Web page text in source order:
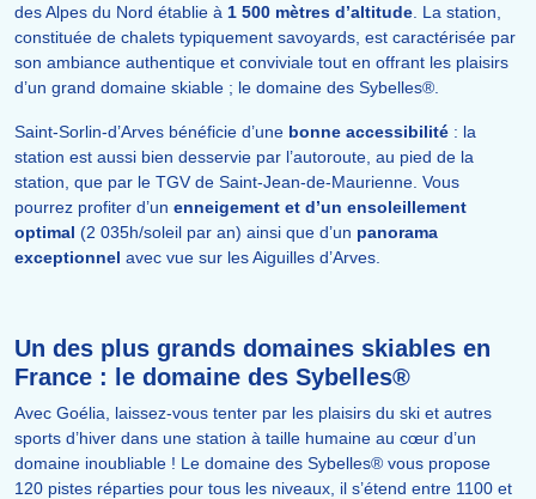
des Alpes du Nord établie à 1 500 mètres d’altitude . La station,
constituée de chalets typiquement savoyards, est caractérisée par
son ambiance authentique et conviviale tout en offrant les plaisirs
d’un grand domaine skiable ; le domaine des Sybelles®.
Saint-Sorlin-d’Arves bénéficie d’une bonne accessibilité : la
station est aussi bien desservie par l’autoroute, au pied de la
station, que par le TGV de Saint-Jean-de-Maurienne. Vous
pourrez profiter d’un enneigement et d’un ensoleillement
optimal (2 035h/soleil par an) ainsi que d’un panorama
exceptionnel avec vue sur les Aiguilles d’Arves.
Un des plus grands domaines skiables en
France : le domaine des Sybelles®
Avec Goélia, laissez-vous tenter par les plaisirs du ski et autres
sports d’hiver dans une station à taille humaine au cœur d’un
domaine inoubliable ! Le domaine des Sybelles® vous propose
120 pistes réparties pour tous les niveaux, il s’étend entre 1100 et